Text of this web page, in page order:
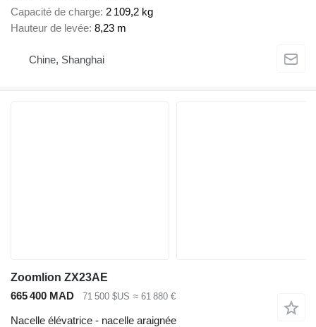
Capacité de charge 2 109,2 kg
Hauteur de levée 8,23 m
Chine, Shanghai
Zoomlion ZX23AE
665 400 MAD
71 500 $US ≈ 61 880 €
Nacelle élévatrice - nacelle araignée